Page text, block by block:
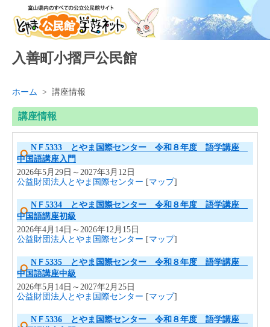
入善町小摺戸公民館
ホーム > 講座情報
講座情報
NＦ5333 とやま国際センター 令和８年度 語学講座
中国語講座入門
2026年5月29日～2027年3月12日
公益財団法人とやま国際センター [マップ]
NＦ5334 とやま国際センター 令和８年度 語学講座
中国語講座初級
2026年4月14日～2026年12月15日
公益財団法人とやま国際センター [マップ]
NＦ5335 とやま国際センター 令和８年度 語学講座
中国語講座中級
2026年5月14日～2027年2月25日
公益財団法人とやま国際センター [マップ]
NＦ5336 とやま国際センター 令和８年度 語学講座